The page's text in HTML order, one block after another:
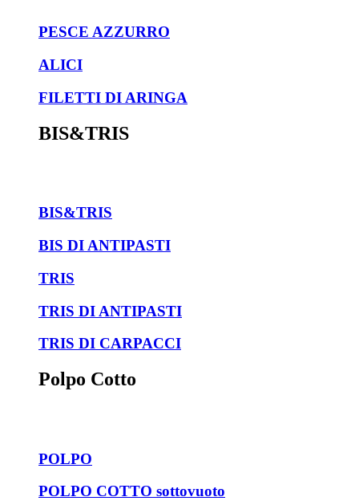
PESCE AZZURRO
ALICI
FILETTI DI ARINGA
BIS&TRIS
BIS&TRIS
BIS DI ANTIPASTI
TRIS
TRIS DI ANTIPASTI
TRIS DI CARPACCI
Polpo Cotto
POLPO
POLPO COTTO sottovuoto